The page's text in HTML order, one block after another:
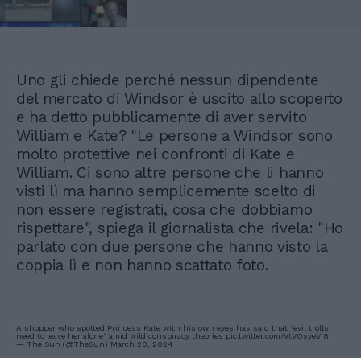
Uno gli chiede perché nessun dipendente
del mercato di Windsor è uscito allo scoperto
e ha detto pubblicamente di aver servito
William e Kate? "Le persone a Windsor sono
molto protettive nei confronti di Kate e
William. Ci sono altre persone che li hanno
visti lì ma hanno semplicemente scelto di
non essere registrati, cosa che dobbiamo
rispettare", spiega il giornalista che rivela: "Ho
parlato con due persone che hanno visto la
coppia lì e non hanno scattato foto.
A shopper who spotted Princess Kate with his own eyes has said that "evil trolls
need to leave her alone" amid wild conspiracy theories pic.twitter.com/VtVOsyeVi8
— The Sun (@TheSun) March 20, 2024